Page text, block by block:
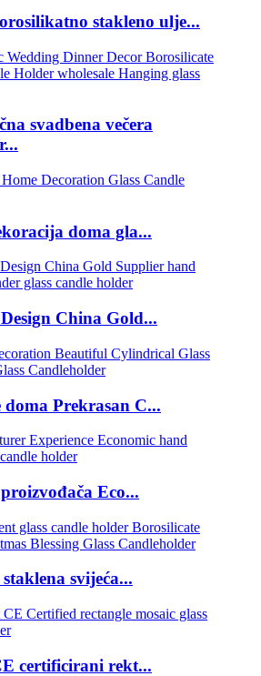
stakleno ulje...
svadbena večera
doma gla...
China Gold...
doma Prekrasan C...
Eco...
svijeća...
certificirani rekt...